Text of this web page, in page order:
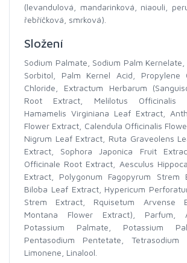
(levandulová, mandarinková, niaouli,
řebříčková, smrková).
Složení
Sodium Palmate, Sodium Palm Kernelate,
Sorbitol, Palm Kernel Acid, Propylene
Chloride, Extractum Herbarum
Root Extract, Melilotus Officinalis
Hamamelis Virginiana Leaf Extract,
Flower Extract, Calendula Officinalis
Nigrum Leaf Extract, Ruta Graveolens
Extract, Sophora Japonica Fruit
Officinale Root Extract, Aesculus
Extract, Polygonum Fagopyrum Strem
Biloba Leaf Extract, Hypericum
Strem Extract, Rquisetum Arvense
Montana Flower Extract), Parfum,
Potassium Palmate, Potassium
Pentasodium Pentetate,
Limonene, Linalool.